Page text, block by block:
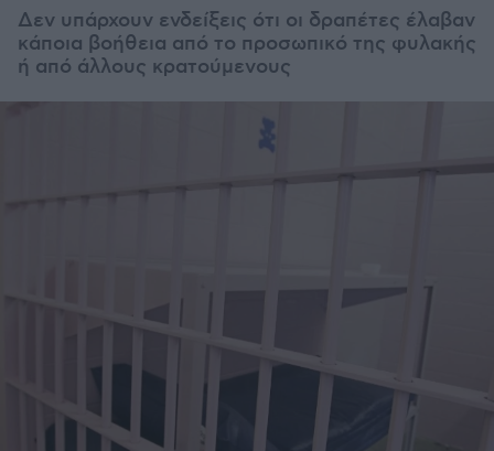
Δεν υπάρχουν ενδείξεις ότι οι δραπέτες έλαβαν
κάποια βοήθεια από το προσωπικό της φυλακής
ή από άλλους κρατούμενους